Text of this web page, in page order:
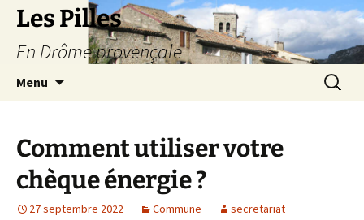
Les Pilles
En Drôme provençale
Menu
Comment utiliser votre
chèque énergie ?
27 septembre 2022 Commune secretariat